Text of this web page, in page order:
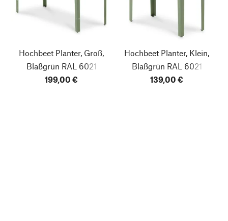
Hochbeet Planter, Groß,
Blaßgrün RAL 6021
199,00 €
Hochbeet Planter, Klein,
Blaßgrün RAL 6021
139,00 €